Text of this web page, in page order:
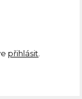
přihlásit.